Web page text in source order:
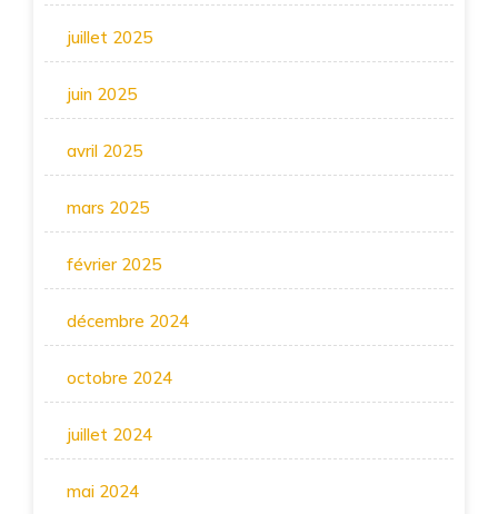
juillet 2025
juin 2025
avril 2025
mars 2025
février 2025
décembre 2024
octobre 2024
juillet 2024
mai 2024